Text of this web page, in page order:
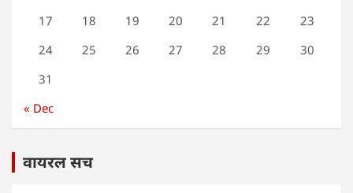
17
18 19 20 21 22
23
24
25 26 27 28 29
30
31
« Dec
वायरल सच